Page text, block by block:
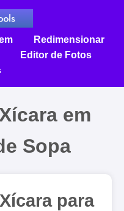
Redimensionar
Editor de Fotos
em
Sopa
para